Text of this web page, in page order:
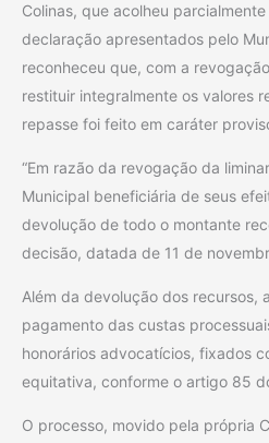
Colinas, que acolheu
declaração apresentados pelo
reconheceu que, com a
restituir integralmente os valores
repasse foi feito em caráter
“Em razão da revogação da
Municipal beneficiária de seus
devolução de todo o montante
decisão, datada de 11 de
Além da devolução dos recursos,
pagamento das custas
honorários advocatícios, fixados
equitativa, conforme o artigo 85
O processo, movido pela própria